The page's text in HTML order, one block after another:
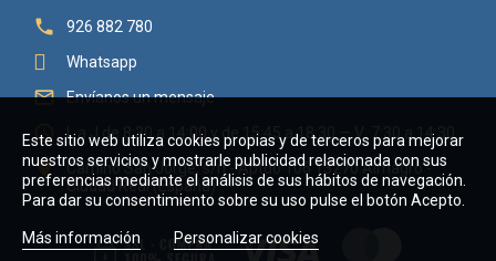

926 882 780
Whatsapp
 Envíanos un mensaje
 L a J de 8:30 a 14:00 y de 15:45 a 18:30 — V: 7:30 a 14:30

Camino San Jorge, s/n - Aptdo 106 13270 Almagro -
Ciudad Real (España)
Este sitio web utiliza cookies propias y de terceros para mejorar
nuestros servicios y mostrarle publicidad relacionada con sus
preferencias mediante el análisis de sus hábitos de navegación.
Para dar su consentimiento sobre su uso pulse el botón Acepto.
Más información Personalizar cookies